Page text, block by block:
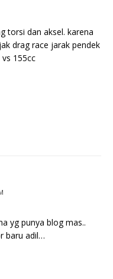
torsi dan aksel. karena
drag race jarak pendek
155cc
yg punya blog mas..
baru adil…